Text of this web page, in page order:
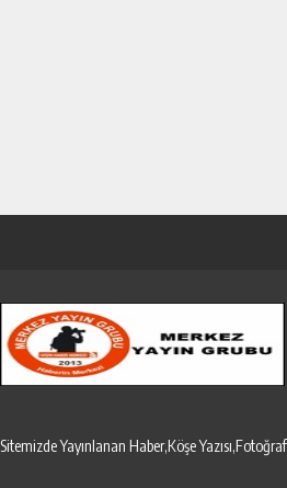
Sitemizde Yayınlanan Haber,Köşe